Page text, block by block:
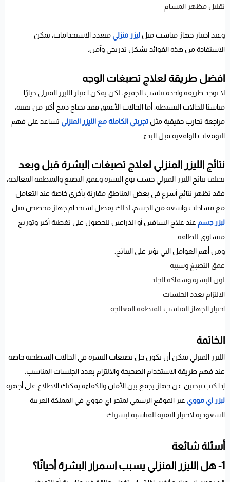
تقليل مظهر المسام
وعند اختيار جهاز مناسب مثل ليزر منزلي متعدد الاستخدامات، يمكن
الاستفادة من هذه الفوائد بشكل تدريجي وآمن.
افضل طريقة لعلاج تصبغات الوجه
لا توجد طريقة واحدة تناسب الجميع، لكن يمكن اعتبار الليزر المنزلي خيارًا
مناسبًا للحالات البسيطة، أما الحالات الأعمق فقد تحتاج دمج أكثر من تقنية،
مراجعة تجارب حقيقية مثل تجربتي الكاملة مع الليزر المنزلي تساعد على فهم
التوقعات الواقعية قبل البدء.
نتائج الليزر المنزلي لعلاج تصبغات البشرة قبل وبعد
تختلف نتائج الليزر المنزلي حسب نوع البشرة وعمق التصبغ والمنطقة المعالجة،
فقد تظهر نتائج أسرع في بعض المناطق مقارنة بأخرى خاصة عند التعامل
مع مساحات واسعة من الجسم، لذلك يفضل استخدام جهاز مخصص مثل
ليزر جسم عند علاج الساقين أو الذراعين للحصول على تغطية أكبر وتوزيع
متساوي للطاقة.
ومن أهم العوامل التي تؤثر على النتائج:-
عمق التصبغ وسببه
لون البشرة وسماكة الجلد
الالتزام بعدد الجلسات
اختيار الجهاز المناسب للمنطقة المعالجة
الخاتمة
الليزر المنزلي يمكن أن يكون حل تصبغات البشره في الحالات السطحية خاصة
عند فهم طريقة الاستخدام الصحيحة والالتزام بعدد الجلسات المناسب.
إذا كنتِ تبحثين عن جهاز يجمع بين الأمان والكفاءة يمكنك الاطلاع على أجهزة
ليزر اي مووي عبر الموقع الرسمي لمتجر اي مووي في المملكة العربية
السعودية لاختيار التقنية المناسبة لبشرتك.
أسئلة شائعة
1- هل الليزر المنزلي يسبب اسمرار البشرة أحيانًا؟